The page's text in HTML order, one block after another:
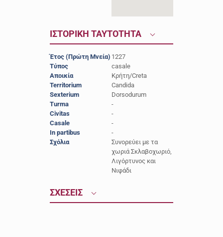
ΙΣΤΟΡΙΚΗ ΤΑΥΤΟΤΗΤΑ
Έτος (Πρώτη Μνεία) 1227
Τύπος
casale
Αποικία
Κρήτη/Creta
Territorium
Candida
Sexterium
Dorsodurum
Turma
-
Civitas
-
Casale
-
In partibus
-
Σχόλια
Συνορεύει με τα
χωριά Σκλαβοχωριό,
Λιγόρτυνος και
Νιφάδι
ΣΧΕΣΕΙΣ